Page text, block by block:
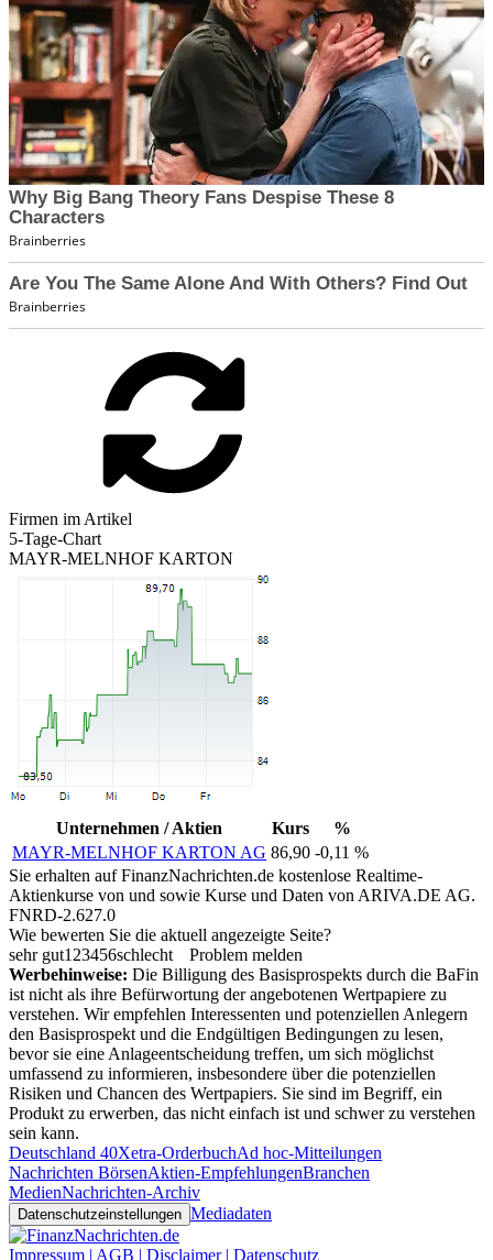
Firmen im Artikel
5-Tage-Chart
MAYR-MELNHOF KARTON
Unternehmen / Aktien Kurs
%
MAYR-MELNHOF KARTON AG 86,90 -0,11 %
Sie erhalten auf FinanzNachrichten.de kostenlose Realtime-
Aktienkurse von und sowie Kurse und Daten von ARIVA.DE AG.
FNRD-2.627.0
Wie bewerten Sie die aktuell angezeigte Seite?
sehr gut1 23456schlecht
Problem melden
Werbehinweise: Die Billigung des Basisprospekts durch die BaFin
ist nicht als ihre Befürwortung der angebotenen Wertpapiere zu
verstehen. Wir empfehlen Interessenten und potenziellen Anlegern
den Basisprospekt und die Endgültigen Bedingungen zu lesen,
bevor sie eine Anlageentscheidung treffen, um sich möglichst
umfassend zu informieren, insbesondere über die potenziellen
Risiken und Chancen des Wertpapiers. Sie sind im Begriff, ein
Produkt zu erwerben, das nicht einfach ist und schwer zu verstehen
sein kann.
Deutschland 40Xetra-OrderbuchAd hoc-Mitteilungen
Nachrichten BörsenAktien-EmpfehlungenBranchen
MedienNachrichten-Archiv
Datenschutzeinstellungen Mediadaten
Impressum | AGB | Disclaimer | Datenschutz